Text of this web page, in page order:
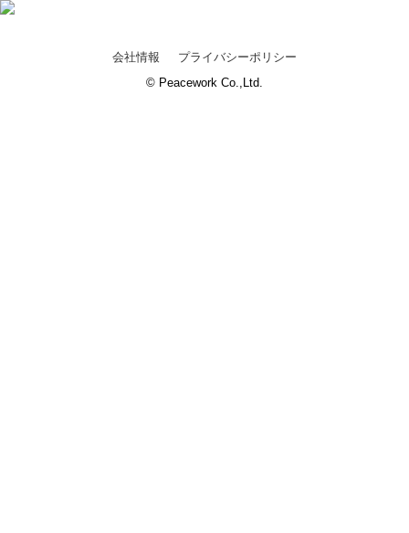
会社情報
プライバシーポリシー
© Peacework Co.,Ltd.